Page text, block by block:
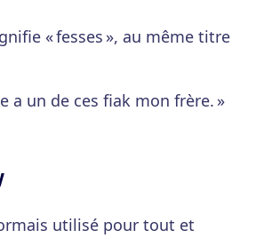
« fesses », au même titre
a un de ces fiak mon frère. »
utilisé pour tout et